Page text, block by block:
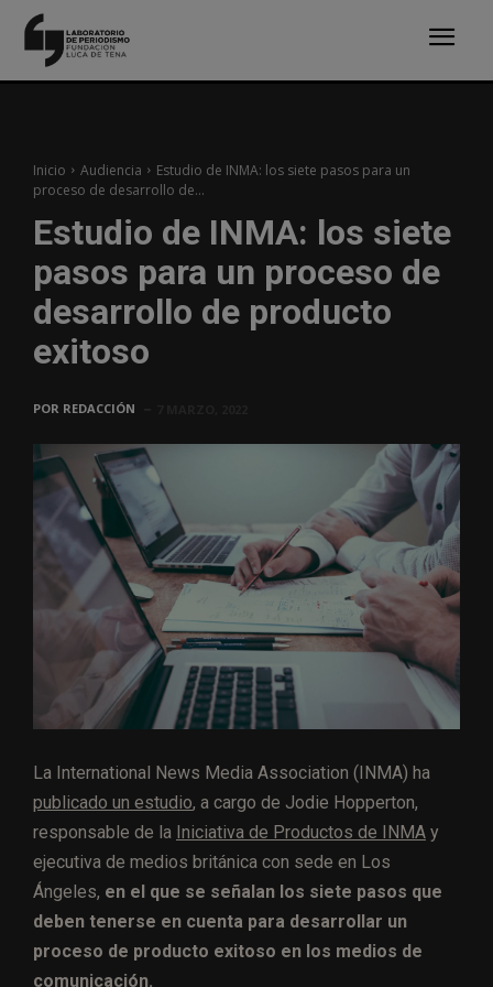
Inicio Audiencia
Estudio de INMA: los siete pasos para un
proceso de desarrollo de...
Estudio de INMA: los siete
pasos para un proceso de
desarrollo de producto
exitoso
POR REDACCIÓN
La International News Media Association (INMA) ha
publicado un estudio, a cargo de Jodie Hopperton,
responsable de la Iniciativa de Productos de INMA y
ejecutiva de medios británica con sede en Los
Ángeles, en el que se señalan los siete pasos que
deben tenerse en cuenta para desarrollar un
proceso de producto exitoso en los medios de
comunicación.